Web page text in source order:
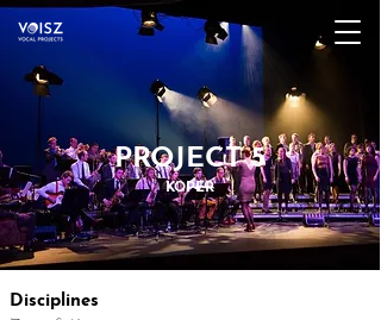
PROJECT 5
KOPER
Disciplines